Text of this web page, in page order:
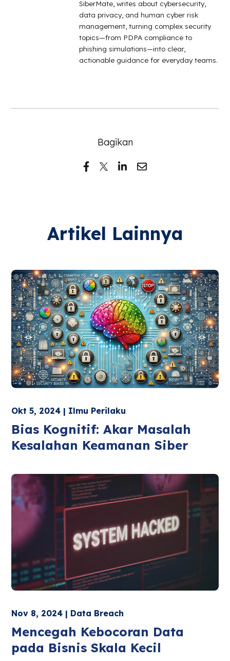
SiberMate, writes about cybersecurity,
data privacy, and human cyber risk
management, turning complex security
topics—from PDPA compliance to
phishing simulations—into clear,
actionable guidance for everyday teams.
Bagikan
Artikel Lainnya
Okt 5, 2024 | Ilmu Perilaku
Bias Kognitif: Akar Masalah
Kesalahan Keamanan Siber
Nov 8, 2024 | Data Breach
Mencegah Kebocoran Data
pada Bisnis Skala Kecil